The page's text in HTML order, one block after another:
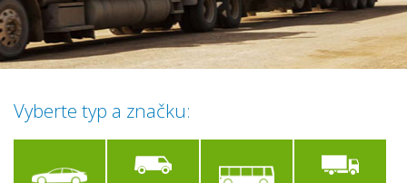
Vyberte typ a značku: